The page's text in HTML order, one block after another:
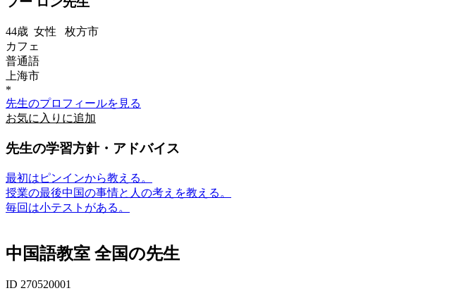
44歳 女性 枚方市
カフェ
普通語
上海市
*
先生のプロフィールを見る
お気に入りに追加
先生の学習方針・アドバイス
最初はピンインから教える。
授業の最後中国の事情と人の考えを教える。
毎回は小テストがある。
中国語教室 全国の先生
ID 270520001